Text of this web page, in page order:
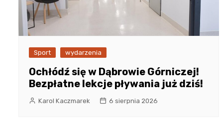
Sport wydarzenia
Ochłódź się w Dąbrowie Górniczej!
Bezpłatne lekcje pływania już dziś!
Karol Kaczmarek 6 sierpnia 2026